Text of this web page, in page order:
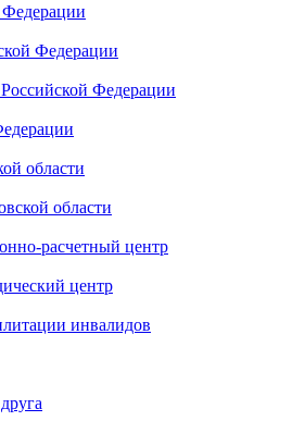
Федерации
Федерации
Федерации
области
области
расчетный центр
центр
инвалидов